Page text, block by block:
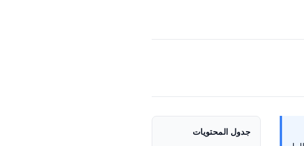
جدول المحتويات